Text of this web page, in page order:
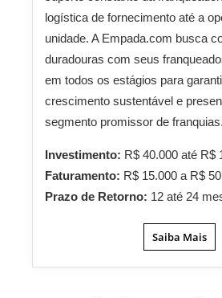
logística de fornecimento até a
unidade. A Empada.com busca
duradouras com seus
em todos os estágios para
crescimento sustentável e
segmento promissor de franquias.
Investimento: R$ 40.000 até R$
Faturamento: R$ 15.000 a R$
Prazo de Retorno: 12 até 24
Saiba Mais